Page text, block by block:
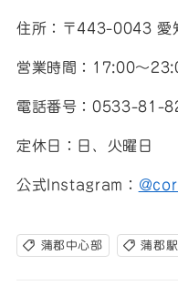
住所：〒443-0043 愛
営業時間：17:00〜
電話番号：0533-81-
定休日：日、火曜日
公式Instagram：
蒲郡中心部 蒲郡